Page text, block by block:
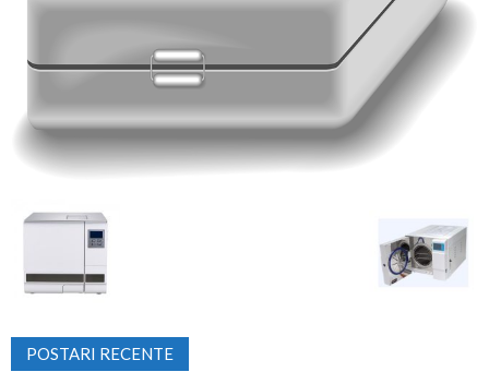
POSTARI RECENTE